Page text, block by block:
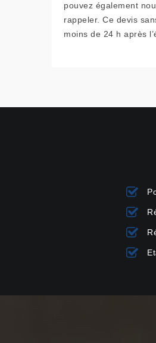
pouvez également
rappeler. Ce devis
moins de 24 h après